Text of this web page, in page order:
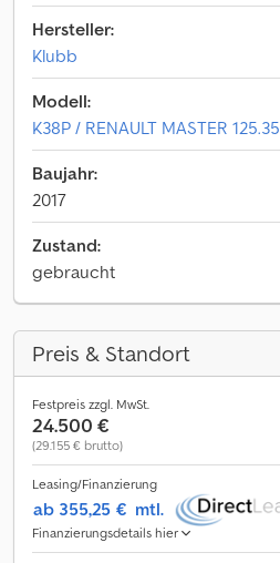
Hersteller:
Klubb
Modell:
K38P / RENAULT MASTER 125.35
Baujahr:
2017
Zustand:
gebraucht
Preis & Standort
Festpreis zzgl. MwSt.
24.500 €
(29.155 € brutto)
Leasing/Finanzierung
ab 355,25 € mtl.
Finanzierungsdetails hier